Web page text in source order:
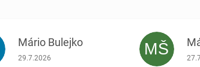
Mário Bulejko
Hodnotenie obchodu je 5 z 5 hviezdičiek.
29.7.2026 MŠ